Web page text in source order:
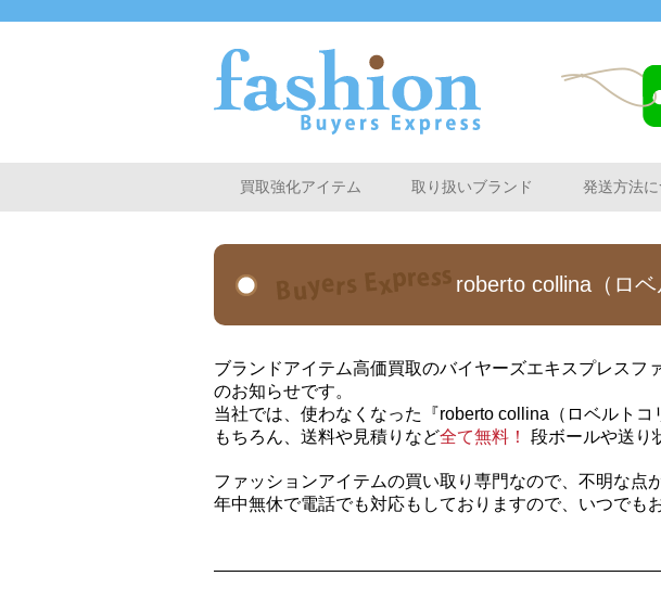
買取強化アイテム 取り扱いブランド 発送方法に
roberto collina（ロ
ブランドアイテム高価買取のバイヤーズエキスプレス
のお知らせです。
当社では、使わなくなった『roberto collina（ロベルト
もちろん、送料や見積りなど全て無料！ 段ボールや送り
ファッションアイテムの買い取り専門なので、不明な点
年中無休で電話でも対応もしておりますので、いつでも